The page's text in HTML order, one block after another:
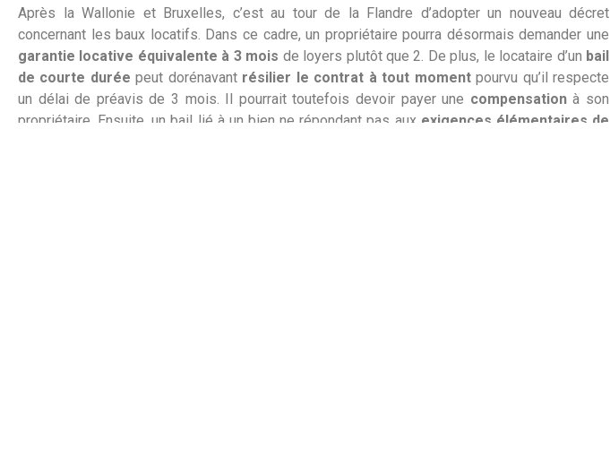
Après la Wallonie et Bruxelles, c’est au tour de la Flandre d’adopter un nouveau décret
concernant les baux locatifs. Dans ce cadre, un propriétaire pourra désormais demander une
garantie locative équivalente à 3 mois de loyers plutôt que 2. De plus, le locataire d’un bail
de courte durée peut dorénavant résilier le contrat à tout momentpourvu qu’il respecte
un délai de préavis de 3 mois. Il pourrait toutefois devoir payer une compensationà son
propriétaire. Ensuite, un bail lié à un bien ne répondant pas aux exigences élémentaires de